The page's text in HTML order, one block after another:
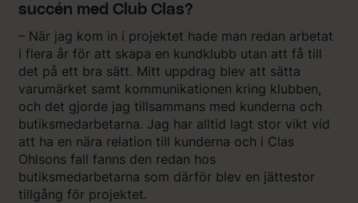
succén med Club Clas?
– När jag kom in i projektet hade man redan arbetat
i flera år för att skapa en kundklubb utan att få till
det på ett bra sätt. Mitt uppdrag blev att sätta
varumärket samt kommunikationen kring klubben,
och det gjorde jag tillsammans med kunderna och
butiksmedarbetarna. Jag har alltid lagt stor vikt vid
att ha en nära relation till kunderna och i Clas
Ohlsons fall fanns den redan hos
butiksmedarbetarna som därför blev en jättestor
tillgång för projektet.